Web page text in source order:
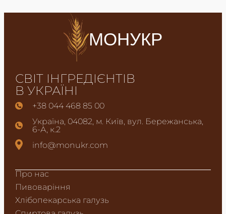
МОНУКР
СВІТ ІНГРЕДІЄНТІВ
В УКРАЇНІ
+38 044 468 85 00
Україна, 04082, м. Київ, вул. Бережанська,
6-А, к.2
info@monukr.com
Про нас
Пивоваріння
Хлібопекарська галузь